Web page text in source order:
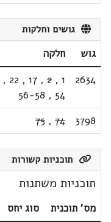
גושים וחלקות
גוש
חלקה
2634
1
,
2
,
17
,
22
,
54
,
56-58
3798
74
,
75
תוכניות קשורות
תוכניות משתנות
מס' תוכנית סוג יחס